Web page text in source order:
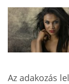
Az adakozás